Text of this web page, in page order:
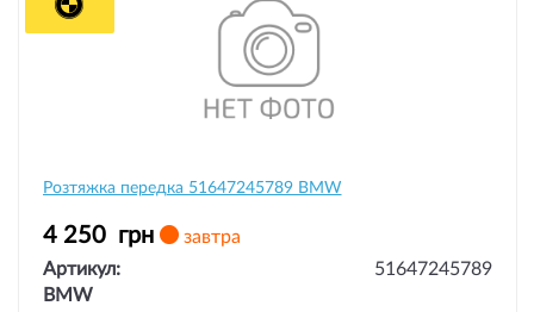
Розтяжка передка 51647245789 BMW
4 250 грн
завтра
Артикул:
51647245789
BMW